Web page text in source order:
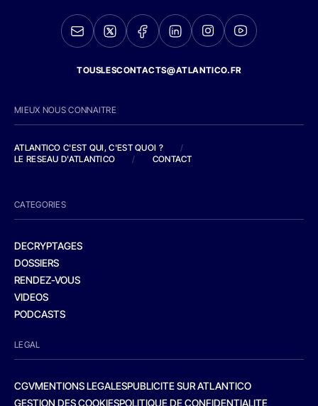
TOUSLESCONTACTS@ATLANTICO.FR
MIEUX NOUS CONNAITRE
ATLANTICO C'EST QUI, C'EST QUOI ?
/
LE RESEAU D'ATLANTICO
/ CONTACT
CATEGORIES
DECRYPTAGES
DOSSIERS
RENDEZ-VOUS
VIDEOS
PODCASTS
LEGAL
CGVMENTIONS LEGALESPUBLICITE SUR ATLANTICO
GESTION DES COOKIESPOLITIQUE DE CONFIDENTIALITE